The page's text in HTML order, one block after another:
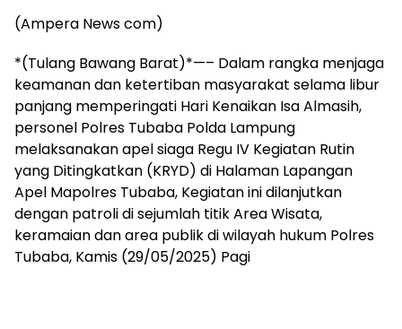
lainnya,
Koran
dan
media
siber
lebih
eksklusif,
bergaya
trendi,
mengandung
unsur
edukasi,
(Ampera News com)
*(Tulang Bawang Barat)*—– Dalam rangka menjaga
keamanan dan ketertiban masyarakat selama libur
panjang memperingati Hari Kenaikan Isa Almasih,
personel Polres Tubaba Polda Lampung
melaksanakan apel siaga Regu IV Kegiatan Rutin
yang Ditingkatkan (KRYD) di Halaman Lapangan
Apel Mapolres Tubaba, Kegiatan ini dilanjutkan
dengan patroli di sejumlah titik Area Wisata,
keramaian dan area publik di wilayah hukum Polres
Tubaba, Kamis (29/05/2025) Pagi